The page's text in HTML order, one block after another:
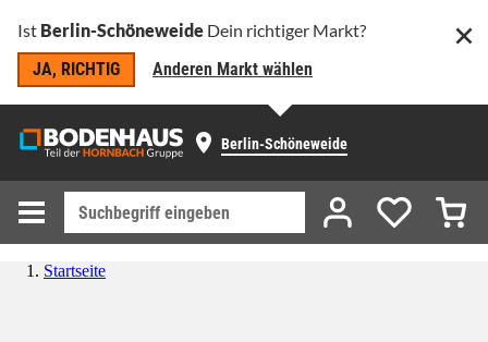
Ist Berlin-Schöneweide Dein richtiger Markt?
JA, RICHTIG
Anderen Markt wählen
Berlin-Schöneweide
Startseite